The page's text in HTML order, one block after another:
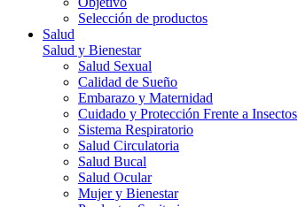
Selección de productos
Salud
Salud y Bienestar
Salud Sexual
Calidad de Sueño
Embarazo y Maternidad
Cuidado y Protección Frente a Insectos
Sistema Respiratorio
Salud Circulatoria
Salud Bucal
Salud Ocular
Mujer y Bienestar